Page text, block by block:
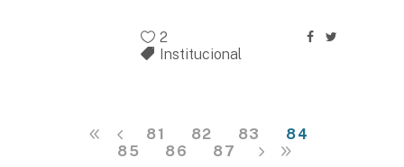
2
Institucional
81 82 83
84
85
86 87